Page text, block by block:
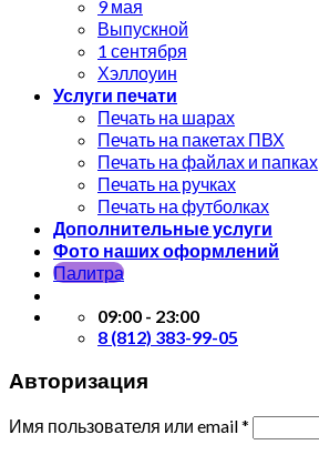
9 мая
Выпускной
1 сентября
Хэллоуин
Услуги печати
Печать на шарах
Печать на пакетах ПВХ
Печать на файлах и папках
Печать на ручках
Печать на футболках
Дополнительные услуги
Фото наших оформлений
Палитра
09:00 - 23:00
8 (812) 383-99-05
Авторизация
Имя пользователя или email*